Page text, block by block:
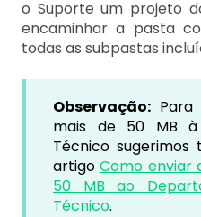
o Suporte um projeto
encaminhar a pasta
todas as subpastas
Observação: Para
mais de 50 MB
Técnico
artigoComo enviar
50 MB ao
Técnico.